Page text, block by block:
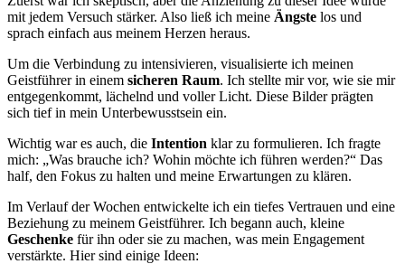
mit jedem Versuch stärker. Also ließ ich meine Ängste los und
sprach einfach aus meinem Herzen heraus.
Um die Verbindung zu intensivieren, visualisierte ich meinen
Geistführer in einem sicheren Raum. Ich stellte mir vor, wie sie mir
entgegenkommt, lächelnd und voller Licht. Diese Bilder prägten
sich tief in mein Unterbewusstsein ein.
Wichtig war es auch, die Intention klar zu formulieren. Ich fragte
mich: „Was brauche ich? Wohin möchte ich führen werden?“ Das
half, den Fokus zu halten und meine Erwartungen zu klären.
Im Verlauf der Wochen entwickelte ich ein tiefes Vertrauen und eine
Beziehung zu meinem Geistführer. Ich begann auch, kleine
Geschenke für ihn oder sie zu machen, was mein Engagement
verstärkte. Hier sind einige Ideen: